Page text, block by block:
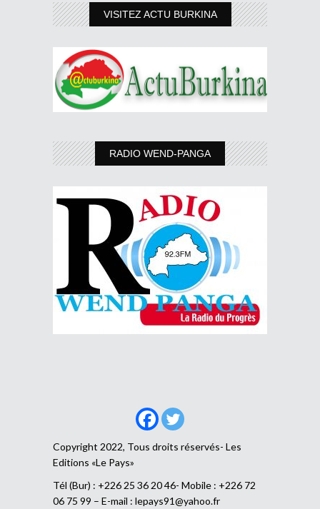
VISITEZ ACTU BURKINA
RADIO WEND-PANGA
Copyright 2022, Tous droits réservés- Les
Editions «Le Pays»
Tél (Bur) : +226 25 36 20 46- Mobile : +226 72
06 75 99 – E-mail : lepays91@yahoo.fr